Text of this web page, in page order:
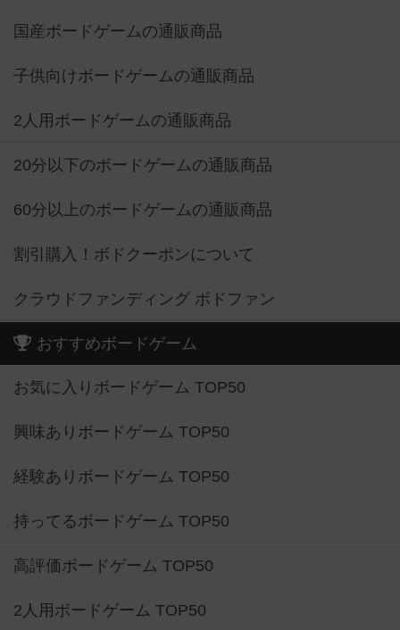
国産ボードゲームの通販商品
子供向けボードゲームの通販商品
2人用ボードゲームの通販商品
20分以下のボードゲームの通販商品
60分以上のボードゲームの通販商品
割引購入！ボドクーポンについて
クラウドファンディング ボドファン
おすすめボードゲーム
お気に入りボードゲーム TOP50
興味ありボードゲーム TOP50
経験ありボードゲーム TOP50
持ってるボードゲーム TOP50
高評価ボードゲーム TOP50
2人用ボードゲーム TOP50